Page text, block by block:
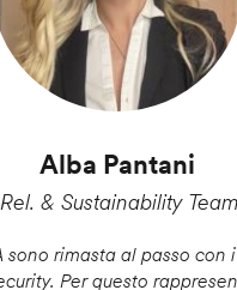
Alba Pantani
& Sustainability
sono rimasta al passo con
Per questo